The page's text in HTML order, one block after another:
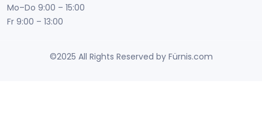
Mo–Do 9:00 – 15:00
Fr 9:00 – 13:00
©2025 All Rights Reserved by Fürnis.com